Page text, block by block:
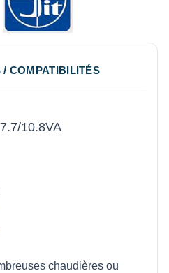
COMPATIBILITÉS
10.8VA
chaudières ou